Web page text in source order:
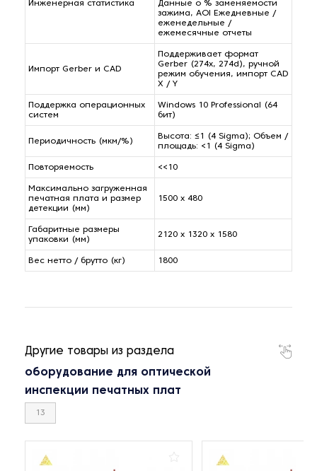
Инженерная статистика
Данные о % заменяемости
зажима, AOI Ежедневные /
еженедельные /
ежемесячные отчеты
Импорт Gerber и CAD
Поддерживает формат
Gerber (274x, 274d), ручной
режим обучения, импорт CAD
X / Y
Поддержка операционных
систем
Windows 10 Professional (64
бит)
Периодичность (мкм/%)
Высота: ≤1 (4 Sigma); Объем /
площадь: <1 (4 Sigma)
Повторяемость <<10
Максимально загруженная
печатная плата и размер
детекции (мм)
1500 x 480
Габаритные размеры
упаковки (мм)
2120 x 1320 x 1580
Вес нетто / брутто (кг) 1800
Другие товары из раздела
оборудование для оптической
инспекции печатных плат
13